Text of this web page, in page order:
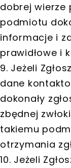
dobrej wierze
podmiotu
informacje i
prawidłowe i
9. Jeżeli
dane
dokonały
zbędnej
takiemu
otrzymania
10. Jeżeli